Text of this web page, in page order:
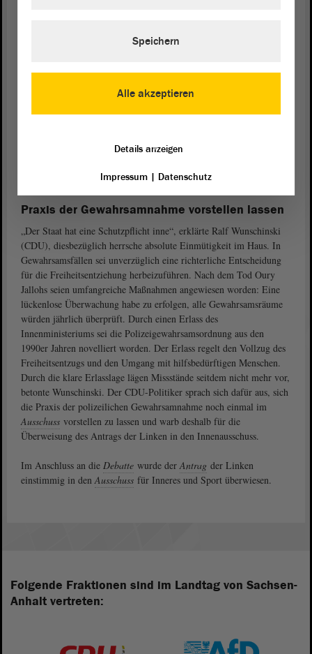
Dienstherr die Verantwortung für den Tod von Oury Jalloh,
konstatierte Striegel. Die überarbeitete Polizeigewahrsamsordnung
den Linken gefordert) nicht notwendig. Striegel zeigte wenig
Polizei müsse weitergehen, eine unabhängige Stelle, die diese
Praxis der Gewahrsamnahme vorstellen lassen
„Der Staat hat eine Schutzpflicht inne“, erklärte Ralf Wunschinski
(CDU), diesbezüglich herrsche absolute Einmütigkeit im Haus. In
Gewahrsamsfällen sei unverzüglich eine richterliche Entscheidung
für die Freiheitsentziehung herbeizuführen. Nach dem Tod Oury
Jallohs seien umfangreiche Maßnahmen angewiesen worden: Eine
lückenlose Überwachung habe zu erfolgen, alle Gewahrsamsräume
würden jährlich überprüft. Durch einen Erlass des
Innenministeriums sei die Polizeigewahrsamsordnung aus den
1990er Jahren novelliert worden. Der Erlass regelt den Vollzug des
Freiheitsentzugs und den Umgang mit hilfsbedürftigen Menschen.
Durch die klare Erlasslage lägen Missstände seitdem nicht mehr vor,
betonte Wunschinski. Der CDU-Politiker sprach sich dafür aus, sich
die Praxis der polizeilichen Gewahrsamnahme noch einmal im
Ausschuss vorstellen zu lassen und warb deshalb für die
Überweisung des Antrags der Linken in den Innenausschuss.
Im Anschluss an die Debatte wurde derAntrag der Linken
einstimmig in denAusschuss für Inneres und Sport überwiesen.
Folgende Fraktionen sind im Landtag von Sachsen-
Anhalt vertreten:
Alle akzeptieren
Speichern
Details anzeigen
Impressum| Datenschutz